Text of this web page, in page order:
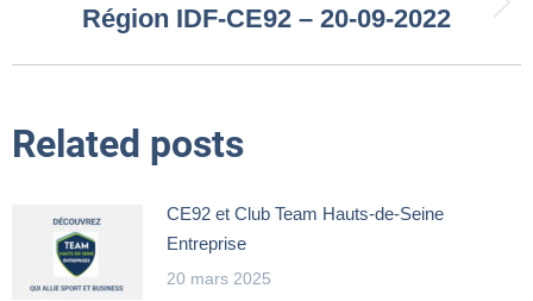
Article
Région IDF-CE92 – 20-09-2022
Related posts
CE92 et Club Team Hauts-de-Seine
Entreprise
20 mars 2025